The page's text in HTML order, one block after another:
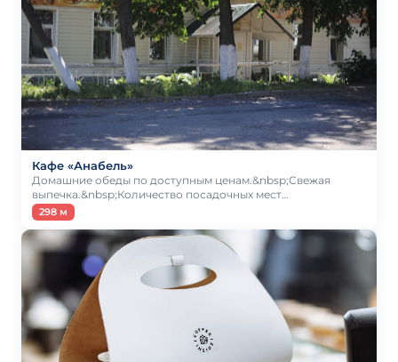
Кафе «Анабель»
Домашние обеды по доступным ценам.&nbsp;Свежая
выпечка.&nbsp;Количество посадочных мест…
298 м